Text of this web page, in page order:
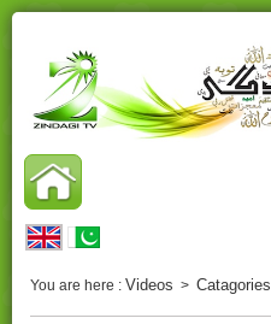
You are here : Videos > Catagories